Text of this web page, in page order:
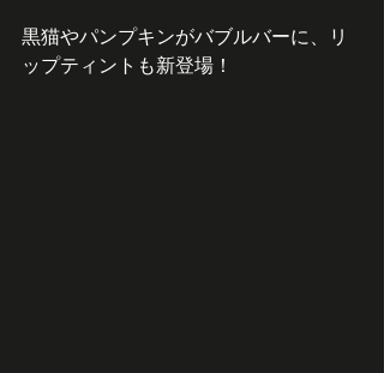
黒猫やパンプキンがバブルバーに、リ
ップティントも新登場！